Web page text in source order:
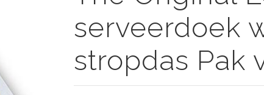
serveerdoek
stropdas Pak